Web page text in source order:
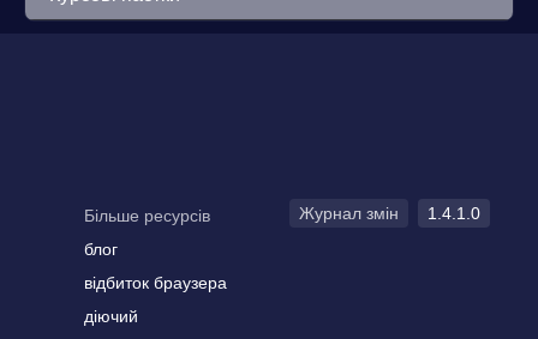
Більше ресурсів
блог
відбиток браузера
діючий
Журнал змін 1.4.1.0